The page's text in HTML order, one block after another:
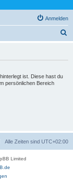
Anmelden
ist. Diese hast du
persönlichen Bereich
Alle Zeiten sind UTC+02:00
Limited